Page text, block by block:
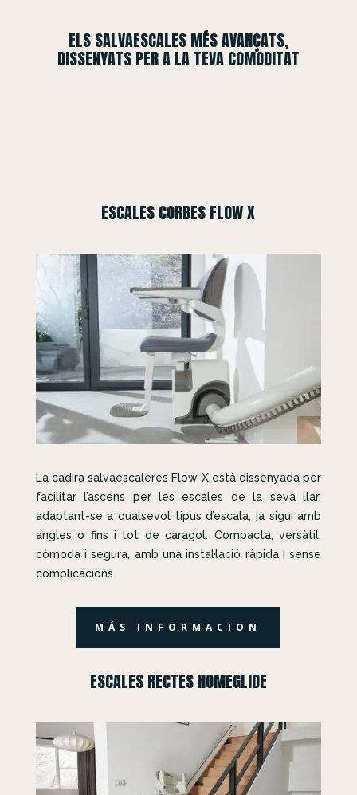
ELS SALVAESCALES MÉS AVANÇATS,
DISSENYATS PER A LA TEVA COMODITAT
ESCALES CORBES FLOW X
La cadira salvaescaleres Flow X està dissenyada per
facilitar l’ascens per les escales de la seva llar,
adaptant-se a qualsevol tipus d’escala, ja sigui amb
angles o fins i tot de caragol. Compacta, versàtil,
còmoda i segura, amb una instal·lació ràpida i sense
complicacions.
MÁS INFORMACION
ESCALES RECTES HOMEGLIDE